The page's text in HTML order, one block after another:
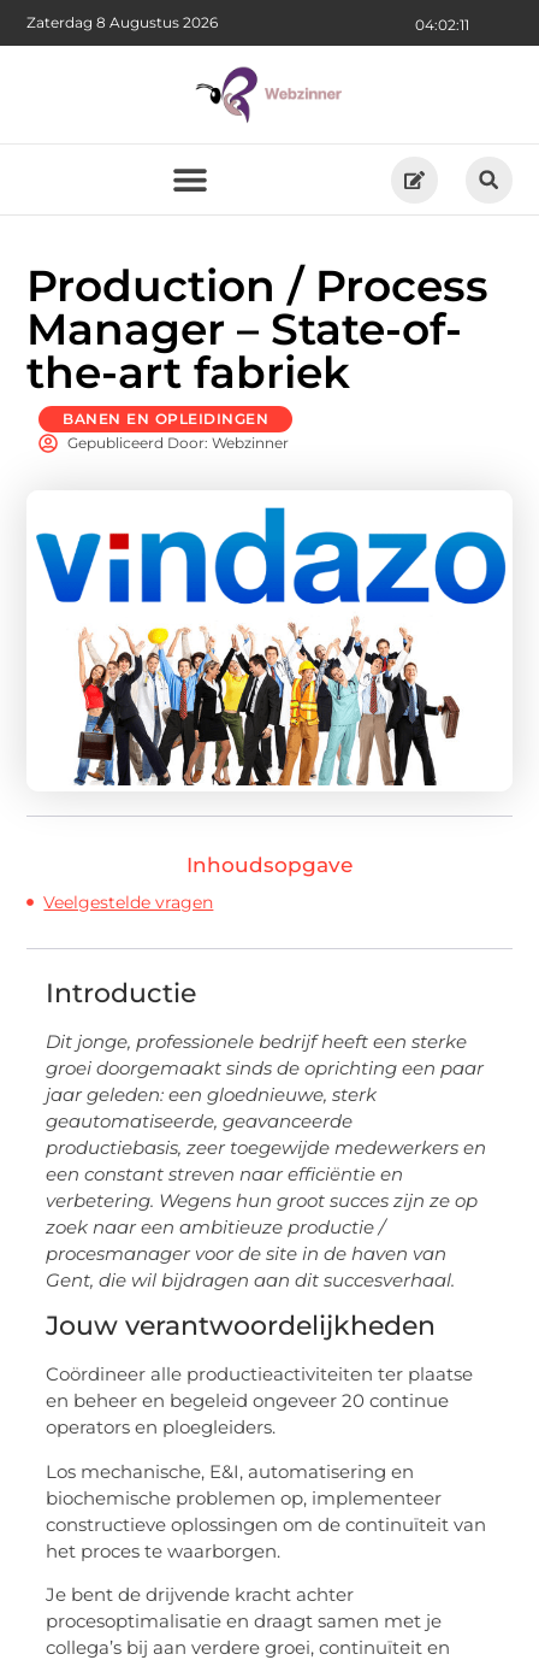
04:02:12
Zaterdag 8 Augustus 2026
Production / Process
Manager – State-of-
the-art fabriek
BANEN EN OPLEIDINGEN
Gepubliceerd Door: Webzinner
Inhoudsopgave
Veelgestelde vragen
Introductie
Dit jonge, professionele bedrijf heeft een sterke
groei doorgemaakt sinds de oprichting een paar
jaar geleden: een gloednieuwe, sterk
geautomatiseerde, geavanceerde
productiebasis, zeer toegewijde medewerkers en
een constant streven naar efficiëntie en
verbetering. Wegens hun groot succes zijn ze op
zoek naar een ambitieuze productie /
procesmanager voor de site in de haven van
Gent, die wil bijdragen aan dit succesverhaal.
Jouw verantwoordelijkheden
Coördineer alle productieactiviteiten ter plaatse
en beheer en begeleid ongeveer 20 continue
operators en ploegleiders.
Los mechanische, E&I, automatisering en
biochemische problemen op, implementeer
constructieve oplossingen om de continuïteit van
het proces te waarborgen.
Je bent de drijvende kracht achter
procesoptimalisatie en draagt ​​samen met je
collega’s bij aan verdere groei, continuïteit en